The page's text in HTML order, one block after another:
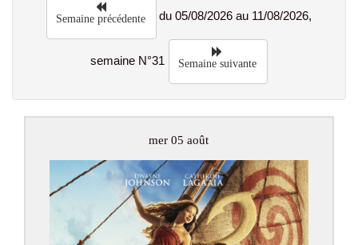
Semaine précédente du 05/08/2026 au 11/08/2026,
semaine N°31 Semaine suivante
mer 05 août